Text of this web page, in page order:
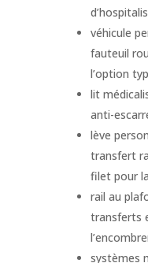
véhicule
fauteuil
l’option
lit
anti-
lève
transfert
filet pour
rail au
transferts
systèmes